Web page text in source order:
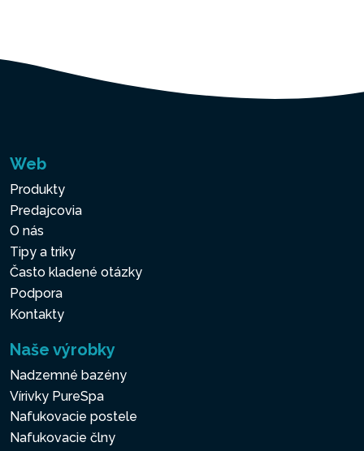
Web
Produkty
Predajcovia
O nás
Tipy a triky
Často kladené otázky
Podpora
Kontakty
Naše výrobky
Nadzemné bazény
Vírivky PureSpa
Nafukovacie postele
Nafukovacie člny